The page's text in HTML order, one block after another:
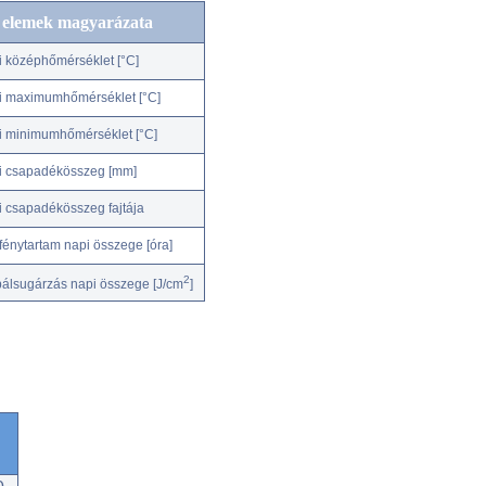
magyarázata
középhőmérséklet [°C]
maximumhőmérséklet [°C]
minimumhőmérséklet [°C]
csapadékösszeg [mm]
csapadékösszeg fajtája
napi összege [óra]
napi összege [J/cm2]